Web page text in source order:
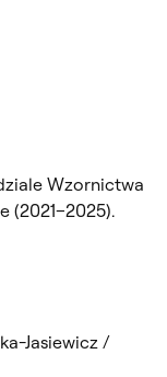
Wzornictwa
(2021–2025).
Jasiewicz /